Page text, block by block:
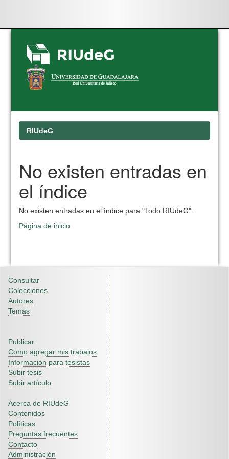
Skip
navigation
RIUdeG
No existen entradas en
el índice
No existen entradas en el índice para "Todo RIUdeG".
Página de inicio
Consultar
Colecciones
Autores
Temas
Publicar
Como agregar mis trabajos
Información para tesistas
Subir tesis
Subir artículo
Acerca de RIUdeG
Contenidos
Políticas
Preguntas frecuentes
Contacto
Administración